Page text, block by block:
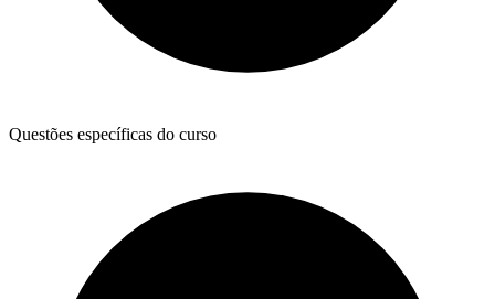
Questões específicas do curso